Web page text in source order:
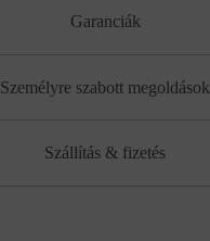
Garanciák
Személyre szabott megoldások
Szállítás & fizetés